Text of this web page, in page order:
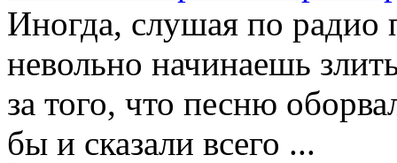
Иногда, слушая по
невольно начинаешь
за того, что песню
бы и сказали всего ...